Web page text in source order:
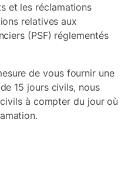
et les réclamations
relatives aux
(PSF) réglementés
de vous fournir une
15 jours civils, nous
à compter du jour où